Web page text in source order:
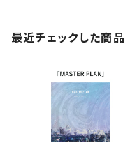
最近チェックした商品